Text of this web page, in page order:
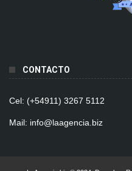
CONTACTO
Cel: (+54911) 3267 5112
Mail: info@laagencia.biz